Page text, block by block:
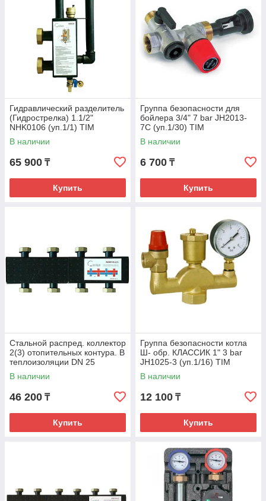
Гидравлический разделитель
(Гидрострелка) 1.1/2"
NHK0106 (уп.1/1) TIM
В наличии
65 900 ₸
Купить
Группа безопасности для
бойлера 3/4" 7 bar JH2013-
7C (уп.1/30) TIM
В наличии
6 700 ₸
Купить
Стальной распред. коллектор
2(3) отопительных контура. В
теплоизоляции DN 25
NDM0106-2(3) TIM
В наличии
46 200 ₸
Купить
Группа безопасности котла
Ш- обр. КЛАССИК 1" 3 bar
JH1025-3 (уп.1/16) TIM
В наличии
12 100 ₸
Купить